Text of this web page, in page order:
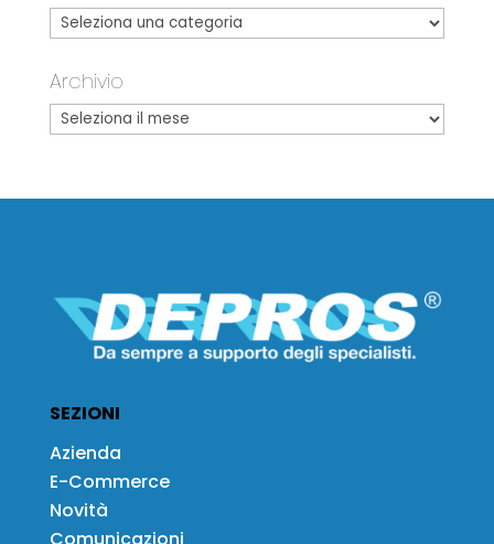
Archivio
SEZIONI
Azienda
E-Commerce
Novità
Comunicazioni